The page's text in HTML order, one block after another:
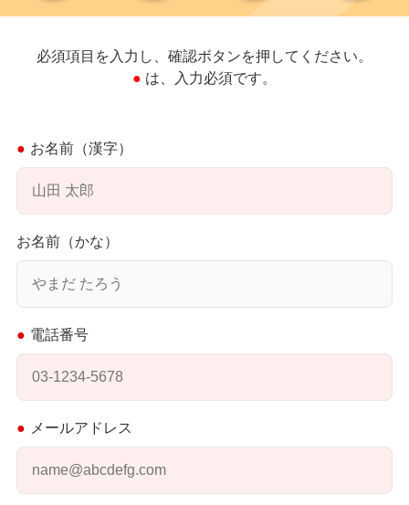
必須項目を入力し、確認ボタンを押してください。
● は、入力必須です。
お名前（漢字）
お名前（かな）
電話番号
メールアドレス